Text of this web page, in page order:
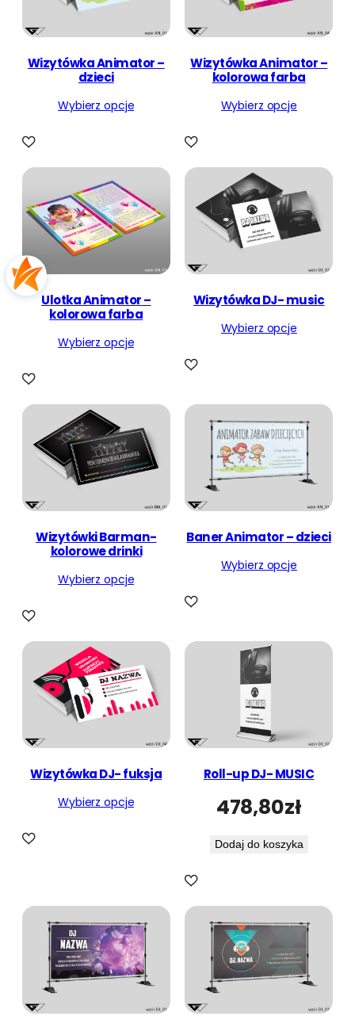
Wizytówka Animator –
dzieci
Wybierz opcje
Wizytówka Animator –
kolorowa farba
Wybierz opcje
Ulotka Animator –
kolorowa farba
Wybierz opcje
Wizytówka DJ- music
Wybierz opcje
Wizytówki Barman-
kolorowe drinki
Wybierz opcje
Baner Animator – dzieci
Wybierz opcje
Wizytówka DJ- fuksja
Wybierz opcje
Roll-up DJ- MUSIC
478,80zł
Dodaj do koszyka